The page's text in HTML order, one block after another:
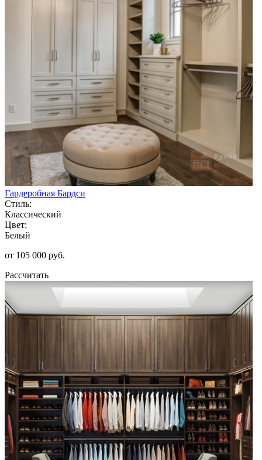
Гардеробная Бардси
Стиль:
Классический
Цвет:
Белый
от 105 000 руб.
Рассчитать